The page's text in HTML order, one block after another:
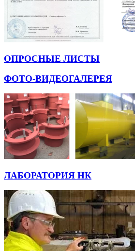
ОПРОСНЫЕ ЛИСТЫ
ФОТО-ВИДЕОГАЛЕРЕЯ
ЛАБОРАТОРИЯ НК